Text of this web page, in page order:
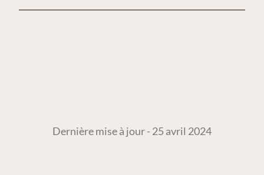
Dernière mise à jour - 25 avril 2024